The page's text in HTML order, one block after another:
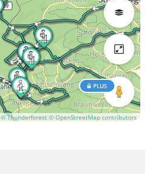
© Thunderforest © OpenStreetMap contributors
PLUS